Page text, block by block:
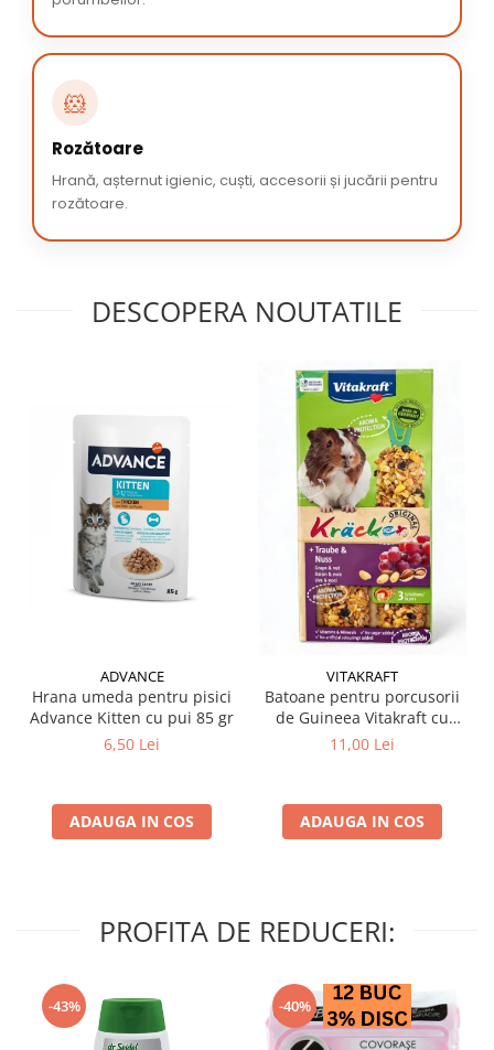
🐹
Rozătoare
Hrană, așternut igienic, cuști, accesorii și jucării pentru
rozătoare.
DESCOPERA NOUTATILE
ADVANCE
Hrana umeda pentru pisici
Advance Kitten cu pui 85 gr
6,50 Lei
ADAUGA IN COS
VITAKRAFT
Batoane pentru porcusorii
de Guineea Vitakraft cu
struguri & nuci 2 buc
11,00 Lei
ADAUGA IN COS
PROFITA DE REDUCERI:
-43% -40%